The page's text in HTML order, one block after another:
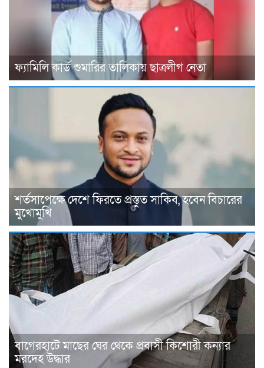
ফ্যামিলি কার্ড শুমারির তালিকায় ছাত্রলীগ নেতা
শর্তসাপেক্ষে দেশে ফিরতে প্রস্তুত সাকিব, হবেন বিচারের
মুখোমুখি
বাগেরহাটে মাছের ঘের থেকে প্রবাসী কিশোরী কন্যার
মরদেহ উদ্ধার